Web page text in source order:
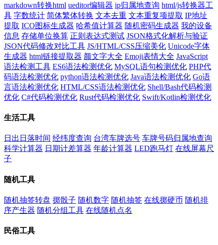
markdown转换html ueditor编辑器 ip归属地查询 html/js转换器工
具 字数统计 简体繁体转换 文本去重 文本重复项提取 IP地址
提取 ICO图标生成器 哈希值计算器 随机密码生成器 我的设备
信息 存储单位换算 正则表达式测试 JSON格式化解析与验证
JSON代码修改对比工具 JS/HTML/CSS压缩美化 Unicode字体
生成器 html链接提取器 颜文字大全 Emoji表情大全 JavaScript
语法检测工具 ES6语法检测优化 MySQL语句检测优化 PHP代
码语法检测优化 python语法检测优化 Java语法检测优化 Go语
言语法检测优化 HTML/CSS语法检测优化 Shell/Bash代码检测
优化 C#代码检测优化 Rust代码检测优化 Swift/Kotlin检测优化
生活工具
日出日落时间 经纬度查询 台湾车牌选号 车牌号码归属地查询
科学计算器 日期计差算器 年龄计算器 LED跑马灯 在线屏幕尺
子
随机工具
随机抽签转盘 掷骰子 随机数字 随机抽签 在线掷硬币 随机排
序产生器 随机分组工具 在线随机点名
民俗工具